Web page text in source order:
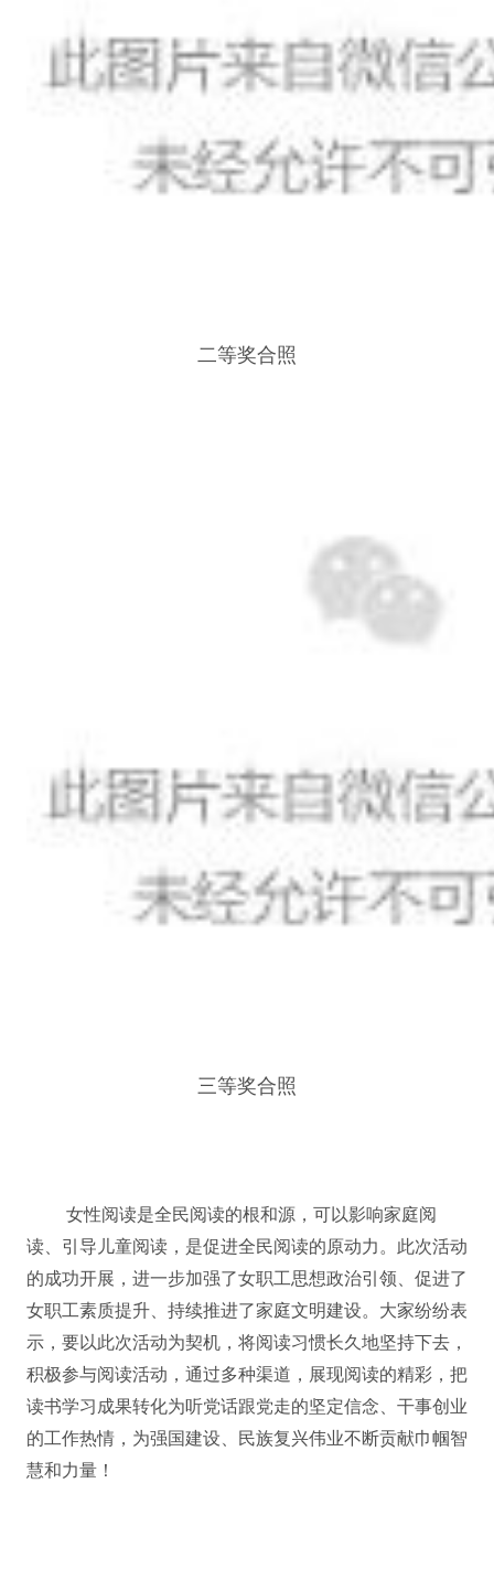
二等奖合照
三等奖合照
女性阅读是全民阅读的根和源，可以影响家庭阅
读、引导儿童阅读，是促进全民阅读的原动力。此次活动
的成功开展，进一步加强了女职工思想政治引领、促进了
女职工素质提升、持续推进了家庭文明建设。大家纷纷表
示，要以此次活动为契机，将阅读习惯长久地坚持下去，
积极参与阅读活动，通过多种渠道，展现阅读的精彩，把
读书学习成果转化为听党话跟党走的坚定信念、干事创业
的工作热情，为强国建设、民族复兴伟业不断贡献巾帼智
慧和力量！